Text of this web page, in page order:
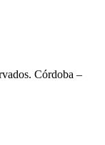
Córdoba –